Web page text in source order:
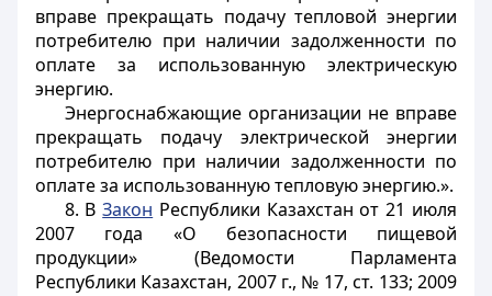
вправе прекращать подачу тепловой энергии
потребителю при наличии задолженности по
оплате за использованную электрическую
энергию.
Энергоснабжающие организации не вправе
прекращать подачу электрической энергии
потребителю при наличии задолженности по
оплате за использованную тепловую энергию.».
8. ВЗакон Республики Казахстан от 21 июля
2007 года «О безопасности пищевой
продукции» (Ведомости Парламента
Республики Казахстан, 2007 г., № 17, ст. 133; 2009